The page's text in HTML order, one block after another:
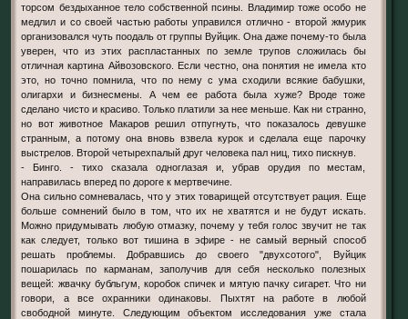
торсом бездыханное тело собственной псины. Владимир тоже особо не
медлил и со своей частью работы управился отлично - второй жмурик
организовался чуть поодаль от группы Вуйцик. Она даже почему-то была
уверен, что из этих распластанных по земле трупов сложилась бы
отличная картина Айвозовского. Если честно, она понятия не имела кто
это, но точно помнила, что по нему с ума сходили всякие бабушки,
олигархи и бизнесмены. А чем ее работа была хуже? Вроде тоже
сделано чисто и красиво. Только платили за нее меньше. Как ни странно,
но вот животное Макаров решил отпугнуть, что показалось девушке
странным, а потому она вновь взвела курок и сделала еще парочку
выстрелов. Второй четырехпалый друг человека пал ниц, тихо пискнув.
- Бинго. - тихо сказала одноглазая и, убрав орудия по местам,
направилась вперед по дороге к мертвечине.
Она сильно сомневалась, что у этих товарищей отсутствует рация. Еще
больше сомнений было в том, что их не хватятся и не будут искать.
Можно придумывать любую отмазку, почему у тебя голос звучит не так
как следует, только вот тишина в эфире - не самый верный способ
решать проблемы. Добравшись до своего "двухсотого", Вуйцик
пошарилась по карманам, заполучив для себя несколько полезных
вещей: жвачку бубльгум, коробок спичек и мятую пачку сигарет. Что ни
говори, а все охранники одинаковы. Пыхтят на работе в любой
свободной минуте. Следующим объектом исследования уже стала